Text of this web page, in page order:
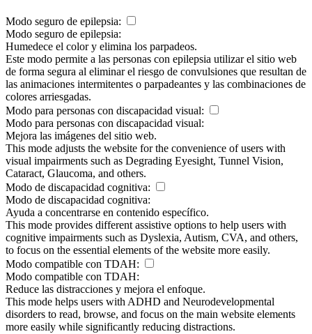
Modo seguro de epilepsia:
Modo seguro de epilepsia:
Humedece el color y elimina los parpadeos.
Este modo permite a las personas con epilepsia utilizar el sitio web
de forma segura al eliminar el riesgo de convulsiones que resultan de
las animaciones intermitentes o parpadeantes y las combinaciones de
colores arriesgadas.
Modo para personas con discapacidad visual:
Modo para personas con discapacidad visual:
Mejora las imágenes del sitio web.
This mode adjusts the website for the convenience of users with
visual impairments such as Degrading Eyesight, Tunnel Vision,
Cataract, Glaucoma, and others.
Modo de discapacidad cognitiva:
Modo de discapacidad cognitiva:
Ayuda a concentrarse en contenido específico.
This mode provides different assistive options to help users with
cognitive impairments such as Dyslexia, Autism, CVA, and others,
to focus on the essential elements of the website more easily.
Modo compatible con TDAH:
Modo compatible con TDAH:
Reduce las distracciones y mejora el enfoque.
This mode helps users with ADHD and Neurodevelopmental
disorders to read, browse, and focus on the main website elements
more easily while significantly reducing distractions.